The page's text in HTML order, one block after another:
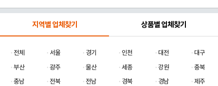
지역별 업체찾기 상품별 업체찾기
전체 서울 경기 인천 대전
대구
부산
광주 울산 세종 강원
충북
충남
전북 전남 경북 경남 제주